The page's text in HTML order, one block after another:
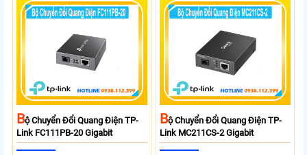
BỘ Chuyển Đổi Quang Điện TP-
Link FC111PB-20 Gigabit
BỘ Chuyển Đổi Quang Điện TP-
Link MC211CS-2 Gigabit